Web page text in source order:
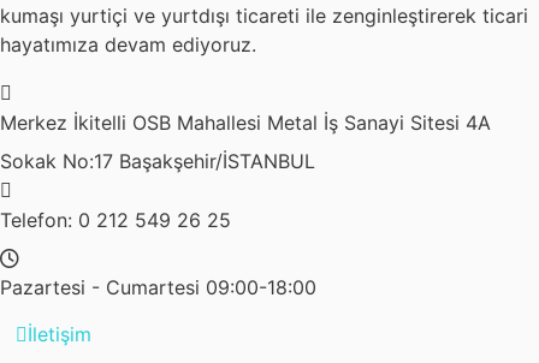
kumaşı yurtiçi ve yurtdışı ticareti ile zenginleştirerek ticari
hayatımıza devam ediyoruz.
Merkez İkitelli OSB Mahallesi Metal İş Sanayi Sitesi 4A
Sokak No:17 Başakşehir/İSTANBUL
Telefon: 0 212 549 26 25
Pazartesi - Cumartesi 09:00-18:00
İletişim